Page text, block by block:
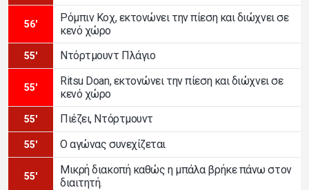
56'
Ρόμπιν Κοχ, εκτονώνει την πίεση και διώχνει σε
κενό χώρο
55' Ντόρτμουντ Πλάγιο
55'
Ritsu Doan, εκτονώνει την πίεση και διώχνει σε
κενό χώρο
55' Πιέζει, Ντόρτμουντ
55' Ο αγώνας συνεχίζεται
55'
Μικρή διακοπή καθώς η μπάλα βρήκε πάνω στον
διαιτητή.